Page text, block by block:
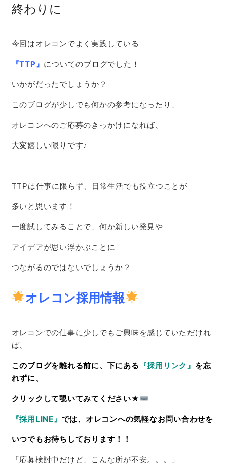
終わりに
今回はオレコンでよく実践している
『TTP』 についてのブログでした！
いかがだったでしょうか？
このブログが少しでも何かの参考になったり、
オレコンへのご応募のきっかけになれば、
大変嬉しい限りです♪
TTPは仕事に限らず、日常生活でも役立つことが
多いと思います！
一度試してみることで、何か新しい発見や
アイデアが思い浮かぶことに
つながるのではないでしょうか？
オレコン採用情報
オレコンでの仕事に少しでもご興味を感じていただけれ
ば、
このブログを離れる前に、下にある 『採用リンク』 を忘
れずに、
クリックして覗いてみてください★
『採用LINE』 では、オレコンへの気軽なお問い合わせを
いつでもお待ちしております！！
「応募検討中だけど、こんな所が不安。。。」